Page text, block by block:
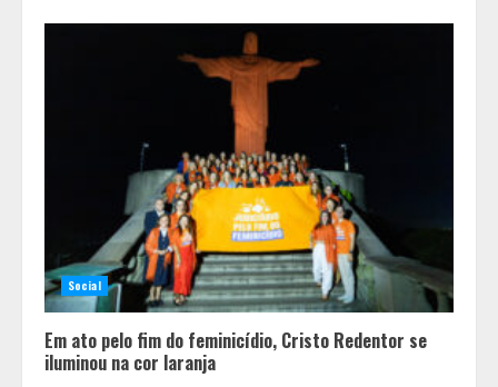
Social
Em ato pelo fim do feminicídio, Cristo Redentor se
iluminou na cor laranja